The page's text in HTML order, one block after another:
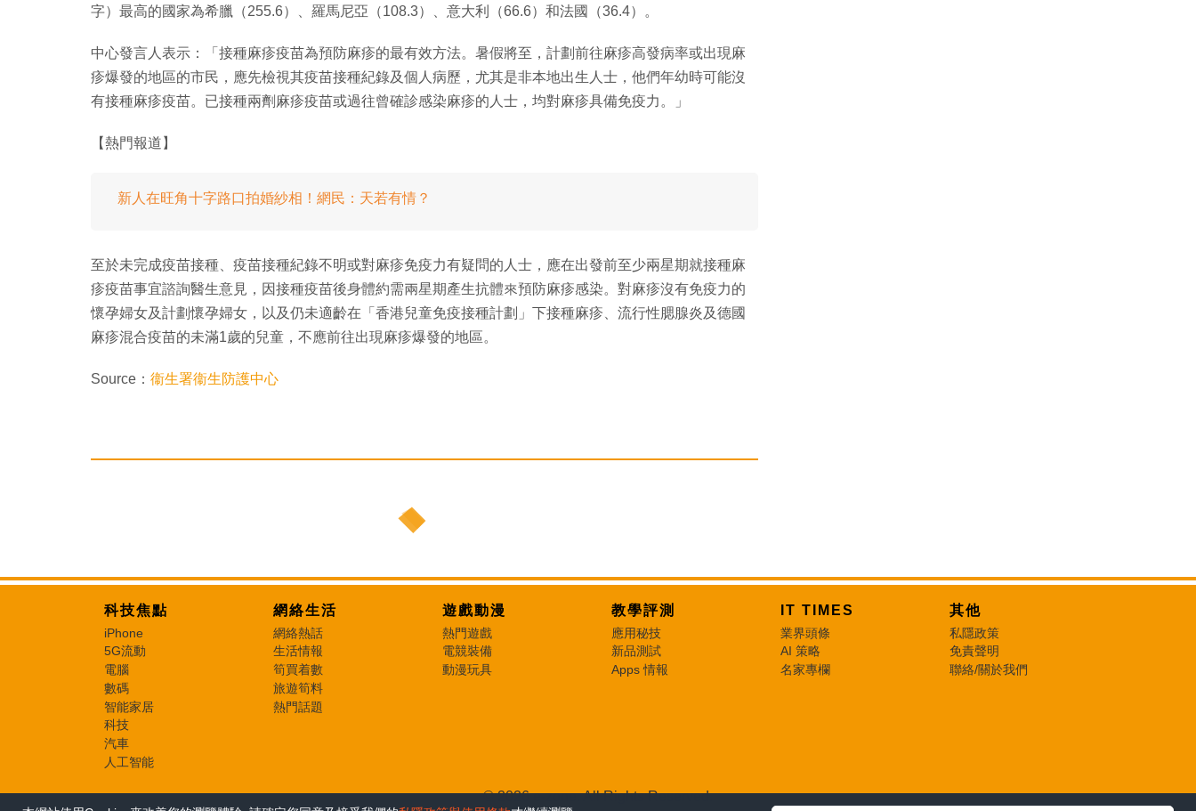
字）最高的國家為希臘（255.6）、羅馬尼亞（108.3）、意大利（66.6）和法國（36.4）。
中心發言人表示：「接種麻疹疫苗為預防麻疹的最有效方法。暑假將至，計劃前往麻疹高發病率或出現麻
疹爆發的地區的市民，應先檢視其疫苗接種紀錄及個人病歷，尤其是非本地出生人士，他們年幼時可能沒
有接種麻疹疫苗。已接種兩劑麻疹疫苗或過往曾確診感染麻疹的人士，均對麻疹具備免疫力。」
【熱門報道】
新人在旺角十字路口拍婚紗相！網民：天若有情？
至於未完成疫苗接種、疫苗接種紀錄不明或對麻疹免疫力有疑問的人士，應在出發前至少兩星期就接種麻
疹疫苗事宜諮詢醫生意見，因接種疫苗後身體約需兩星期產生抗體來預防麻疹感染。對麻疹沒有免疫力的
懷孕婦女及計劃懷孕婦女，以及仍未適齡在「香港兒童免疫接種計劃」下接種麻疹、流行性腮腺炎及德國
麻疹混合疫苗的未滿1歲的兒童，不應前往出現麻疹爆發的地區。
Source： 衞生署衞生防護中心
科技焦點
iPhone
5G流動
電腦
數碼
智能家居
科技
汽車
人工智能
網絡生活
網絡熱話
生活情報
筍買着數
旅遊筍料
熱門話題
遊戲動漫
熱門遊戲
電競裝備
動漫玩具
教學評測
應用秘技
新品測試
Apps 情報
IT TIMES
業界頭條
AI 策略
名家專欄
其他
私隱政策
免責聲明
聯絡/關於我們
© 2026 e-zone. All Rights Reserved.